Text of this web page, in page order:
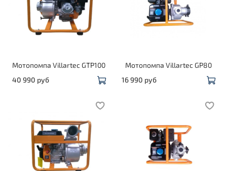
Мотопомпа Villartec GTP100
40 990 руб
Мотопомпа Villartec GP80
16 990 руб